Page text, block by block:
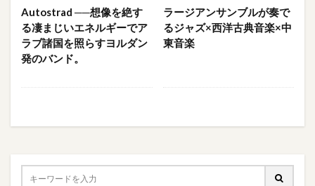
Autostrad ──想像を絶す
る凄まじいエネルギーでア
ラブ諸国を照らすヨルダン
発のバンド。
ラージアンサンブルが奏で
るジャズ×西洋古典音楽×中
東音楽